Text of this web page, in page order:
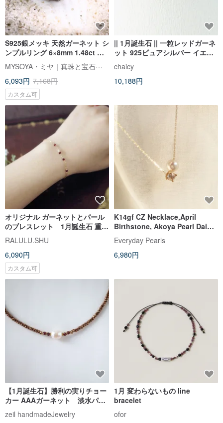
S925銀メッキ 天然ガーネット シ
ンプルリング 6×8mm 1.48ct 調
整可能 1月誕生石 バレンタイン
ギフト
MYSOYA・ミヤ｜真珠と宝石ジュエリー
6,093円 7,168円
カスタム可
|| 1月誕生石 || 一粒レッドガーネ
ット 925ピュアシルバー イエロ
ーKカラー 極細鎖骨ネックレス
chaicy
10,188円
オリジナル ガーネットとパール
のブレスレット 1月誕生石 重ね
付けにも
RALULU.SHU
6,090円
カスタム可
K14gf CZ Necklace,April
Birthstone, Akoya Pearl Dainty
Necklace
Everyday Pearls
6,980円
【1月誕生石】勝利の実りチョー
カー AAAガーネット 淡水パー
ル きらきらヘマタイト サー
ジカルステンレス
zeil handmadeJewelry
1月 変わらないもの line
bracelet
ofor